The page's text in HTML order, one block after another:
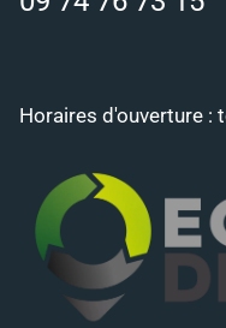
Horaires d'ouverture :